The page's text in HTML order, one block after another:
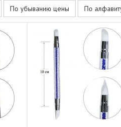
По убыванию цены По